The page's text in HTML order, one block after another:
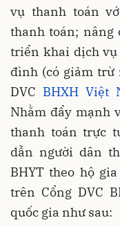
vụ thanh toán
thanh toán; nâng
triển khai dịch vụ
đình (có giảm trừ
DVC BHXH Việt
Nhằm đẩy mạnh
thanh toán trực
dẫn người dân
BHYT theo hộ
trên Cổng DVC
quốc gia như sau: